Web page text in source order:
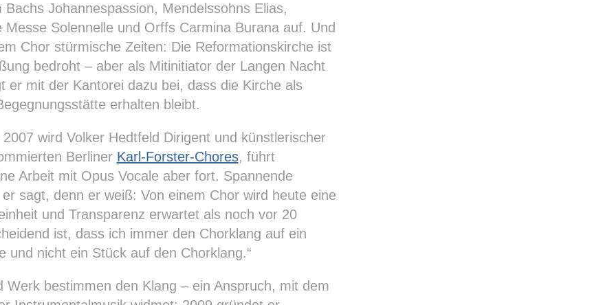
Bachs Johannespassion, Mendelssohns Elias,
Messe Solennelle und Orffs Carmina Burana auf. Und
Chor stürmische Zeiten: Die Reformationskirche ist
bedroht – aber als Mitinitiator der Langen Nacht
er mit der Kantorei dazu bei, dass die Kirche als
erhalten bleibt.
wird Volker Hedtfeld Dirigent und künstlerischer
Berliner Karl-Forster-Chores, führt
Arbeit mit Opus Vocale aber fort. Spannende
sagt, denn er weiß: Von einem Chor wird heute eine
und Transparenz erwartet als noch vor 20
ist, dass ich immer den Chorklang auf ein
und nicht ein Stück auf den Chorklang.“
Werk bestimmen den Klang – ein Anspruch, mit dem